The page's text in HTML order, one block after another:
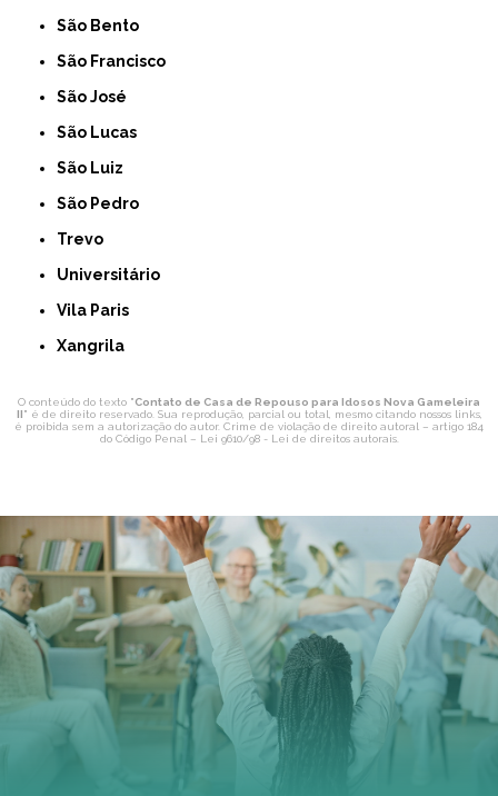
São Bento
São Francisco
São José
São Lucas
São Luiz
São Pedro
Trevo
Universitário
Vila Paris
Xangrila
O conteúdo do texto "Contato de Casa de Repouso para Idosos Nova Gameleira
II" é de direito reservado. Sua reprodução, parcial ou total, mesmo citando nossos links,
é proibida sem a autorização do autor. Crime de violação de direito autoral – artigo 184
do Código Penal – Lei 9610/98 - Lei de direitos autorais.